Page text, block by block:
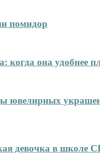
помидор
когда она удобнее
ювелирных
девочка в